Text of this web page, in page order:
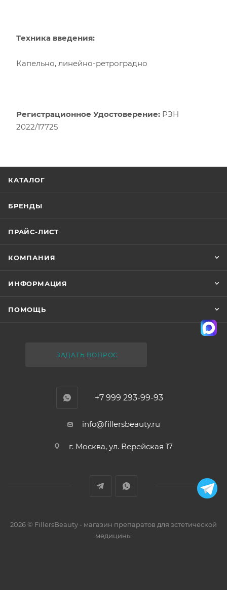
Техника введения:
Капельно, линейно-ретроградно
Регистрационное Удостоверение: РЗН
2022/17725
КАТАЛОГ
БРЕНДЫ
ПРАЙС-ЛИСТ
КОМПАНИЯ
ИНФОРМАЦИЯ
ПОМОЩЬ
ЗАДАТЬ ВОПРОС
+7 999 293-99-93
info@fillersbeauty.ru
г. Москва, ул. Верейская 17
2026 © FillersBeauty - магазин препаратов для эстетической
медицины